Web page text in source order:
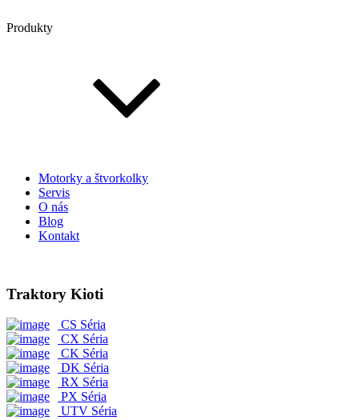
Produkty
Motorky a štvorkolky
Servis
O nás
Blog
Kontakt
Traktory Kioti
CS Séria
CX Séria
CK Séria
DK Séria
RX Séria
PX Séria
UTV Séria